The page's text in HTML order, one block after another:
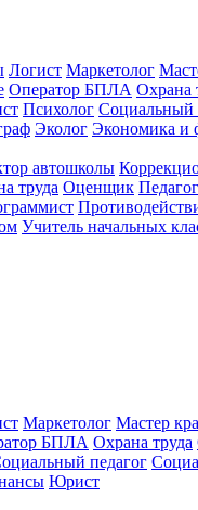
Логист Маркетолог
Оператор БПЛА Охрана
Психолог Социальный
Эколог Экономика и
автошколы
труда Оценщик Педагог
Учитель начальных
Маркетолог Мастер
БПЛА Охрана труда
педагог
Юрист